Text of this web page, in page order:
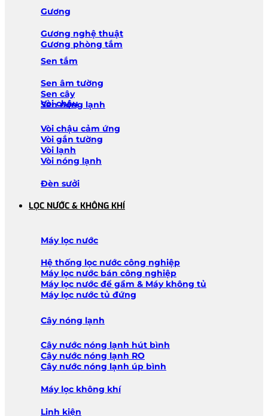
Gương
Gương nghệ thuật
Gương phòng tắm
Sen tắm
Sen âm tường
Sen cây
Sen nóng lạnh
Vòi chậu
Vòi chậu cảm ứng
Vòi gắn tường
Vòi lạnh
Vòi nóng lạnh
Đèn sưởi
LỌC NƯỚC & KHÔNG KHÍ
Máy lọc nước
Hệ thống lọc nước công nghiệp
Máy lọc nước bán công nghiệp
Máy lọc nước để gầm & Máy không tủ
Máy lọc nước tủ đứng
Cây nóng lạnh
Cây nước nóng lạnh hút bình
Cây nước nóng lạnh RO
Cây nước nóng lạnh úp bình
Máy lọc không khí
Linh kiện